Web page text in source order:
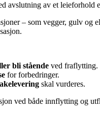
avslutning av et leieforhold
– som vegger, gulv og
bli stående ved fraflytting.
for forbedringer.
skal vurderes.
ved både innflytting og